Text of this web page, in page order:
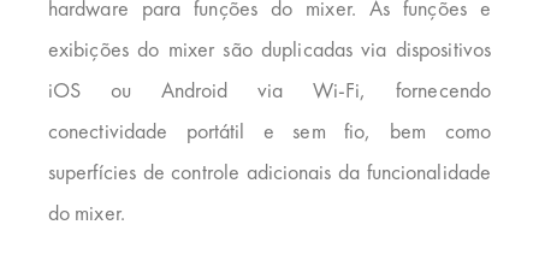
hardware para funções do mixer. As funções e
exibições do mixer são duplicadas via dispositivos
iOS ou Android via Wi-Fi, fornecendo
conectividade portátil e sem fio, bem como
superfícies de controle adicionais da funcionalidade
do mixer.